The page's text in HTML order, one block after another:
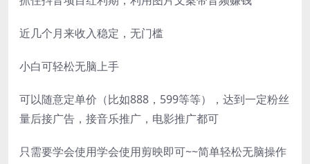
近几个月来收入稳定，无门槛
小白可轻松无脑上手
可以随意定单价（比如888，599等等），达到一定粉丝
量后接广告，接音乐推广，电影推广都可
只需要学会使用学会使用剪映即可~~简单轻松无脑操作